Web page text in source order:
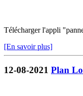
Télécharger l'appli
[En savoir plus]
12-08-2021 Plan